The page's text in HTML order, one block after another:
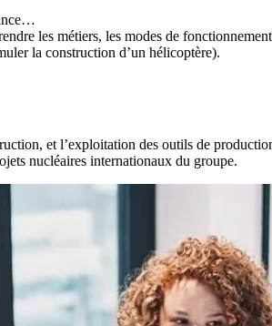
les métiers, les modes de
la construction d’un hélicoptère).
et l’exploitation des outils de
nucléaires internationaux du groupe.